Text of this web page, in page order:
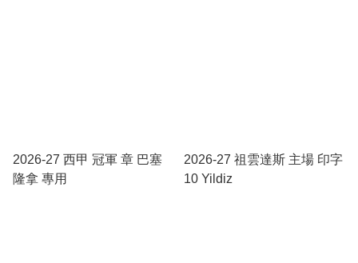
2026-27 西甲 冠軍 章 巴塞
隆拿 專用
2026-27 祖雲達斯 主場 印字
10 Yildiz